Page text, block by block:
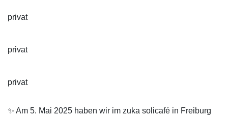
privat
privat
privat
✨ Am 5. Mai 2025 haben wir im zuka solicafé in Freiburg